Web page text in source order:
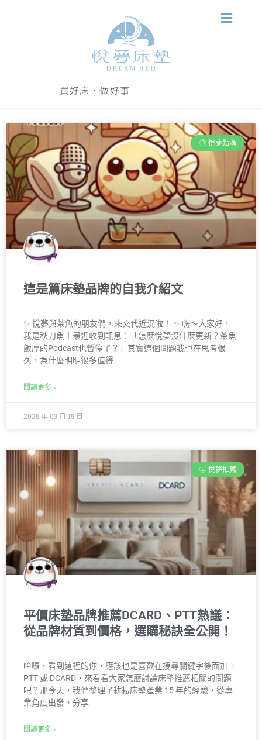
買好床．做好事
Ⓓ 悅夢點滴
這是篇床墊品牌的自我介紹文
✨ 悅夢與茶魚的朋友們，來交代近況啦！ ✨ 嗨～大家好，
我是秋刀魚！最近收到訊息：「怎麼悅夢沒什麼更新？茶魚
飯厚的Podcast也暫停了？」其實這個問題我也在思考很
久，為什麼明明很多值得
閱讀更多 »
2025 年 03 月 15 日
Ⓔ 悅夢推薦
平價床墊品牌推薦DCARD、PTT熱議：
從品牌材質到價格，選購秘訣全公開！
哈囉，看到這裡的你，應該也是喜歡在搜尋關鍵字後面加上
PTT 或 DCARD，來看看大家怎麼討論床墊推薦相關的問題
吧？那今天，我們整理了耕耘床墊產業 15 年的經驗，從專
業角度出發，分享
閱讀更多 »